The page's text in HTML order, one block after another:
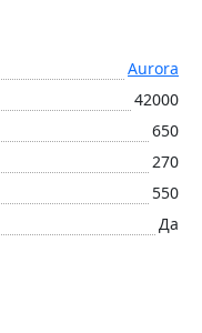
Aurora
42000
650
270
550
Да